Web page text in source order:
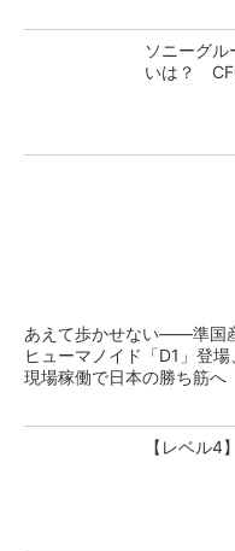
ソニーグ
いは？
あえて歩かせない――準国
ヒューマノイド「D1」登場
現場稼働で日本の勝ち筋へ
【レベル4